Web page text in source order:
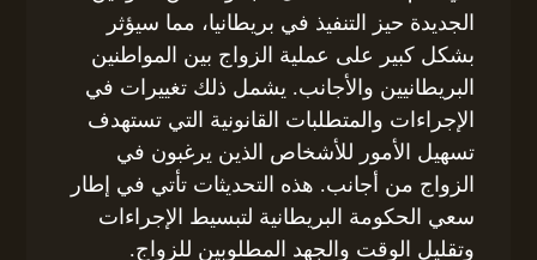
الجديدة حيز التنفيذ في بريطانيا، مما سيؤثر
بشكل كبير على عملية الزواج بين المواطنين
البريطانيين والأجانب. يشمل ذلك تغييرات في
الإجراءات والمتطلبات القانونية التي تستهدف
تسهيل الأمور للأشخاص الذين يرغبون في
الزواج من أجانب. هذه التحديثات تأتي في إطار
سعي الحكومة البريطانية لتبسيط الإجراءات
وتقليل الوقت والجهد المطلوبين للزواج.